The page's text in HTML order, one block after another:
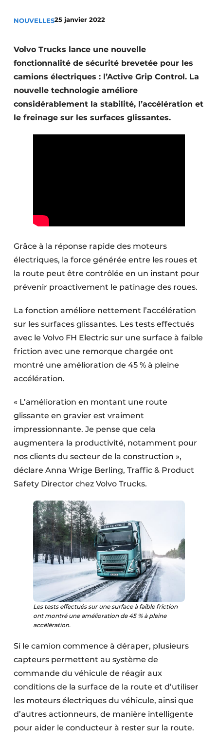
Construction bois
Contrôle d’accès
Éclairage
Protection solaire
Rénovation
Sécurité incendie
Software
Techniques ferroviaires
Travaux ferroviaires
NOUVELLES25 janvier 2022
Volvo Trucks lance une nouvelle
fonctionnalité de sécurité brevetée pour les
camions électriques : l’Active Grip Control. La
nouvelle technologie améliore
considérablement la stabilité, l’accélération et
le freinage sur les surfaces glissantes.
Grâce à la réponse rapide des moteurs
électriques, la force générée entre les roues et
la route peut être contrôlée en un instant pour
prévenir proactivement le patinage des roues.
La fonction améliore nettement l’accélération
sur les surfaces glissantes. Les tests effectués
avec le Volvo FH Electric sur une surface à faible
friction avec une remorque chargée ont
montré une ​amélioration de 45 % à pleine
accélération.
« L’amélioration en montant une route
glissante en gravier est vraiment
impressionnante. Je pense que cela
augmentera la productivité, notamment pour
nos clients du secteur de la construction »,
déclare Anna Wrige Berling, Traffic & Product
Safety Director chez Volvo Trucks.
Les tests effectués sur une surface à faible friction
ont montré une amélioration de 45 % à pleine
accélération.
Si le camion commence à déraper, plusieurs
capteurs permettent au système de
commande du véhicule de réagir aux
conditions de la surface de la route et d’utiliser
les moteurs électriques du véhicule, ainsi que
d’autres actionneurs, de manière intelligente
pour aider le conducteur à rester sur la route.